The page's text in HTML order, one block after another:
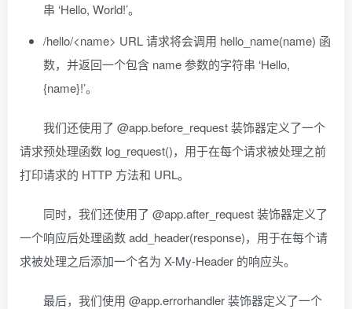
# 启动应用程序
    app.
run()
串 ‘Hello, World!’。
/hello/<name> URL 请求将会调用 hello_name(name) 函
数，并返回一个包含 name 参数的字符串 ‘Hello,
{name}!’。
我们还使用了 @app.before_request 装饰器定义了一个
请求预处理函数 log_request()，用于在每个请求被处理之前
打印请求的 HTTP 方法和 URL。
同时，我们还使用了 @app.after_request 装饰器定义了
一个响应后处理函数 add_header(response)，用于在每个请
求被处理之后添加一个名为 X-My-Header 的响应头。
最后，我们使用 @app.errorhandler 装饰器定义了一个